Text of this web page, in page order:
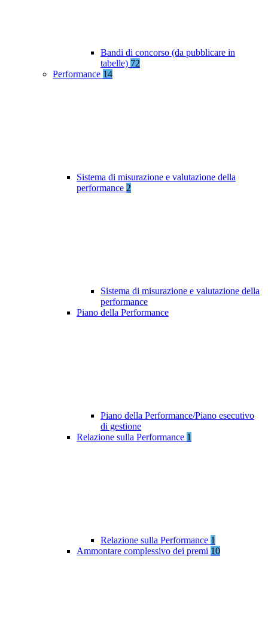
Bandi di concorso (da pubblicare in
tabelle) 72
Performance 14
Sistema di misurazione e valutazione della
performance 2
Sistema di misurazione e valutazione della
performance
Piano della Performance
Piano della Performance/Piano esecutivo
di gestione
Relazione sulla Performance 1
Relazione sulla Performance 1
Ammontare complessivo dei premi 10